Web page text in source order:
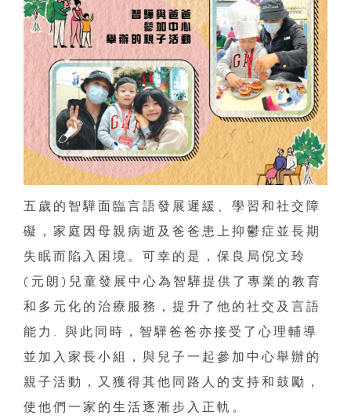
五歲的智驊面臨言語發展遲緩、學習和社交障
礙，家庭因母親病逝及爸爸患上抑鬱症並長期
失眠而陷入困境。可幸的是，保良局倪文玲
(元朗)兒童發展中心為智驊提供了專業的教育
和多元化的治療服務，提升了他的社交及言語
能力. 與此同時，智驊爸爸亦接受了心理輔導
並加入家長小組，與兒子一起參加中心舉辦的
親子活動，又獲得其他同路人的支持和鼓勵，
使他們一家的生活逐漸步入正軌。